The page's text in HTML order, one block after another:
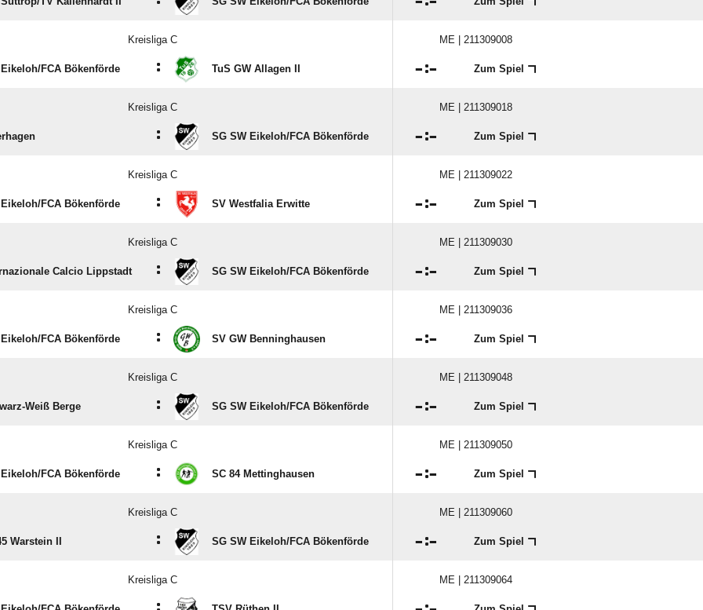
Kreisliga C ME | 211309008
​FCA Bökenförde : TuS GW Allagen II : Zum Spiel
Kreisliga C ME | 211309018
: SG SW Eikeloh/​FCA Bökenförde : Zum Spiel
Kreisliga C ME | 211309022
​FCA Bökenförde : SV Westfalia Erwitte : Zum Spiel
Kreisliga C ME | 211309030
Calcio Lippstadt : SG SW Eikeloh/​FCA Bökenförde : Zum Spiel
Kreisliga C ME | 211309036
​FCA Bökenförde : SV GW Benninghausen : Zum Spiel
Kreisliga C ME | 211309048
Weiß Berge : SG SW Eikeloh/​FCA Bökenförde : Zum Spiel
Kreisliga C ME | 211309050
​FCA Bökenförde : SC 84 Mettinghausen : Zum Spiel
Kreisliga C ME | 211309060
Warstein II : SG SW Eikeloh/​FCA Bökenförde : Zum Spiel
Kreisliga C ME | 211309064